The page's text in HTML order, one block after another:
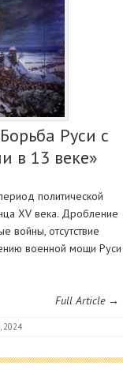
Руси с
в 13 веке»
политической
ХV века. Дробление
войны, отсутствие
военной мощи Руси
Full Article →
2024